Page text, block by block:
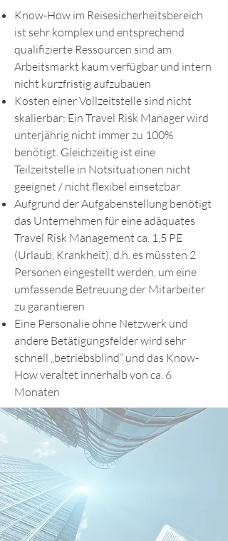
Know-How im Reisesicherheitsbereich
ist sehr komplex und entsprechend
qualifizierte Ressourcen sind am
Arbeitsmarkt kaum verfügbar und intern
nicht kurzfristig aufzubauen
Kosten einer Vollzeitstelle sind nicht
skalierbar: Ein Travel Risk Manager wird
unterjährig nicht immer zu 100%
benötigt. Gleichzeitig ist eine
Teilzeitstelle in Notsituationen nicht
geeignet / nicht flexibel einsetzbar
Aufgrund der Aufgabenstellung benötigt
das Unternehmen für eine adäquates
Travel Risk Management ca. 1,5 PE
(Urlaub, Krankheit), d.h. es müssten 2
Personen eingestellt werden, um eine
umfassende Betreuung der Mitarbeiter
zu garantieren
Eine Personalie ohne Netzwerk und
andere Betätigungsfelder wird sehr
schnell „betriebsblind“ und das Know-
How veraltet innerhalb von ca. 6
Monaten